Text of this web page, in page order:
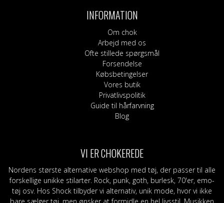
INFORMATION
Om chok
Arbejd med os
Ofte stillede spørgsmål
Forsendelse
Købsbetingelser
Vores butik
Privatlivspolitik
Guide til hårfarvning
Blog
VI ER CHOKEREDE
Nordens største alternative webshop med tøj, der passer til alle
forskellige unikke stilarter. Rock, punk, goth, burlesk, 70'er, emo-
tøj osv. Hos Shock tilbyder vi alternativ, unik mode, hvor vi ikke